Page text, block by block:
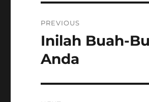
navigation
PREVIOUS
Previous
post:
Inilah Buah-
Anda